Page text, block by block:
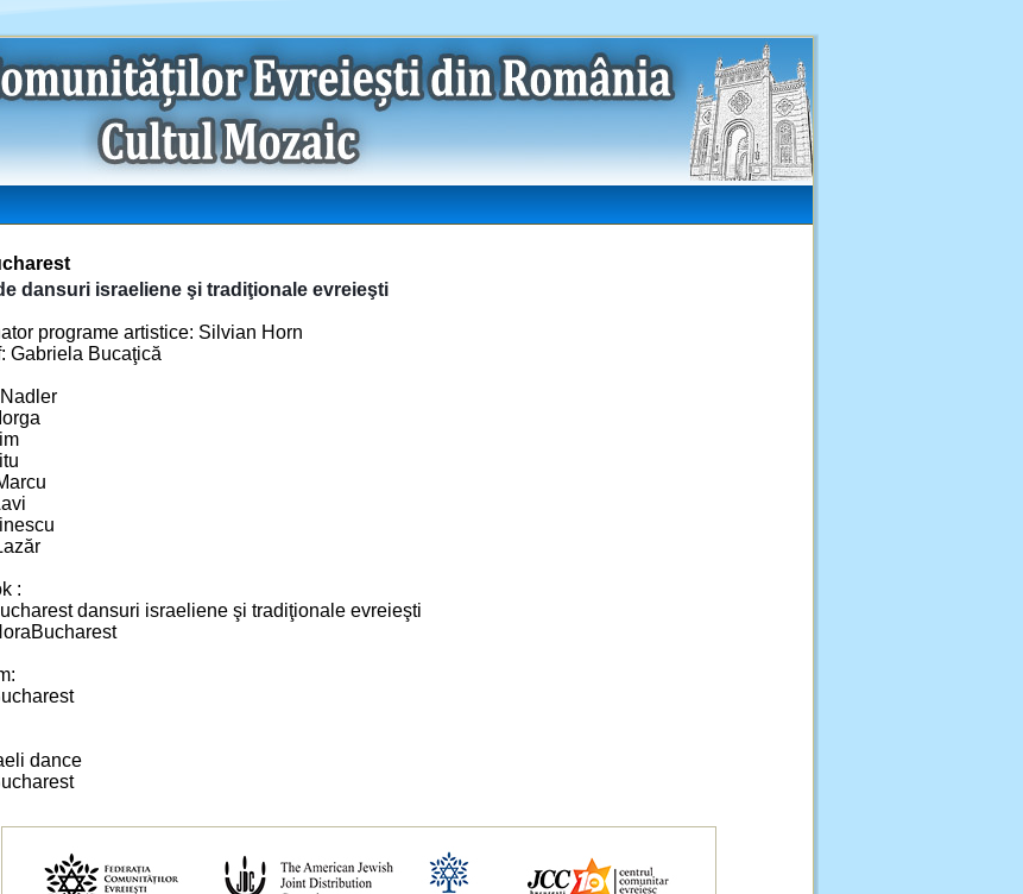
dansuri israeliene şi tradiţionale evreieşti
programe artistice: Silvian Horn
Gabriela Bucaţică
:
dansuri israeliene şi tradiţionale evreieşti
dance